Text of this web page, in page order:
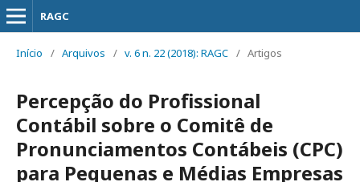
RAGC
Início / Arquivos / v. 6 n. 22 (2018): RAGC / Artigos
Percepção do Profissional
Contábil sobre o Comitê de
Pronunciamentos Contábeis (CPC)
para Pequenas e Médias Empresas